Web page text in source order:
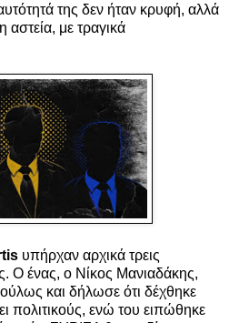
της δεν ήταν κρυφή, αλλά
αστεία, με τραγικά
υπήρχαν αρχικά τρεις
Ο ένας, ο Νίκος Μανιαδάκης,
και δήλωσε ότι δέχθηκε
πολιτικούς, ενώ του ειπώθηκε